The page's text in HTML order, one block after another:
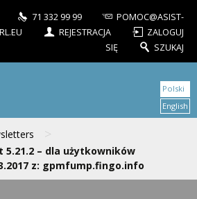
71 332 99 99
POMOC@ASIST-
REJESTRACJA
ZALOGUJ
SIĘ
SZUKAJ
>
5.21.2 – dla użytkowników
z: gpmfump.fingo.info
Polski
English